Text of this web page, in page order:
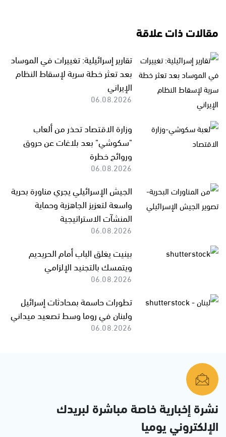
مقالات ذات علاقة
تقارير إسرائيلية: تغييرات في الموساد
بعد تعثر خطة سرية لإسقاط النظام
الإيراني
06.08.2026
وزارة الاقتصاد تحذر من ألعاب
"سكوشي" بعد بلاغات عن حروق
وروائح خطرة
06.08.2026
الجيش الإسرائيلي يجري مناورة بحرية
واسعة لتعزيز الجاهزية وحماية
المنشآت الاستراتيجية
06.08.2026
بينيت يغلق الباب أمام الحريديم
ويتمسك بالتجنيد الإلزامي
06.08.2026
تطورات حاسمة بمحادثات إسرائيل
ولبنان في روما وسط تصعيد ميداني
06.08.2026
نشرة إخبارية خاصة مباشرة لبريدك
الإلكتروني يوميا